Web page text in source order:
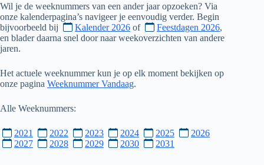
Wil je de weeknummers van een ander jaar opzoeken? Via
onze kalenderpagina’s navigeer je eenvoudig verder. Begin
bijvoorbeeld bij
Kalender 2026 of Feestdagen 2026,
en blader daarna snel door naar weekoverzichten van andere
jaren.
Het actuele weeknummer kun je op elk moment bekijken op
onze pagina Weeknummer Vandaag.
Alle Weeknummers:
2021 2022 2023 2024 2025
2026
2027
2028 2029 2030 2031